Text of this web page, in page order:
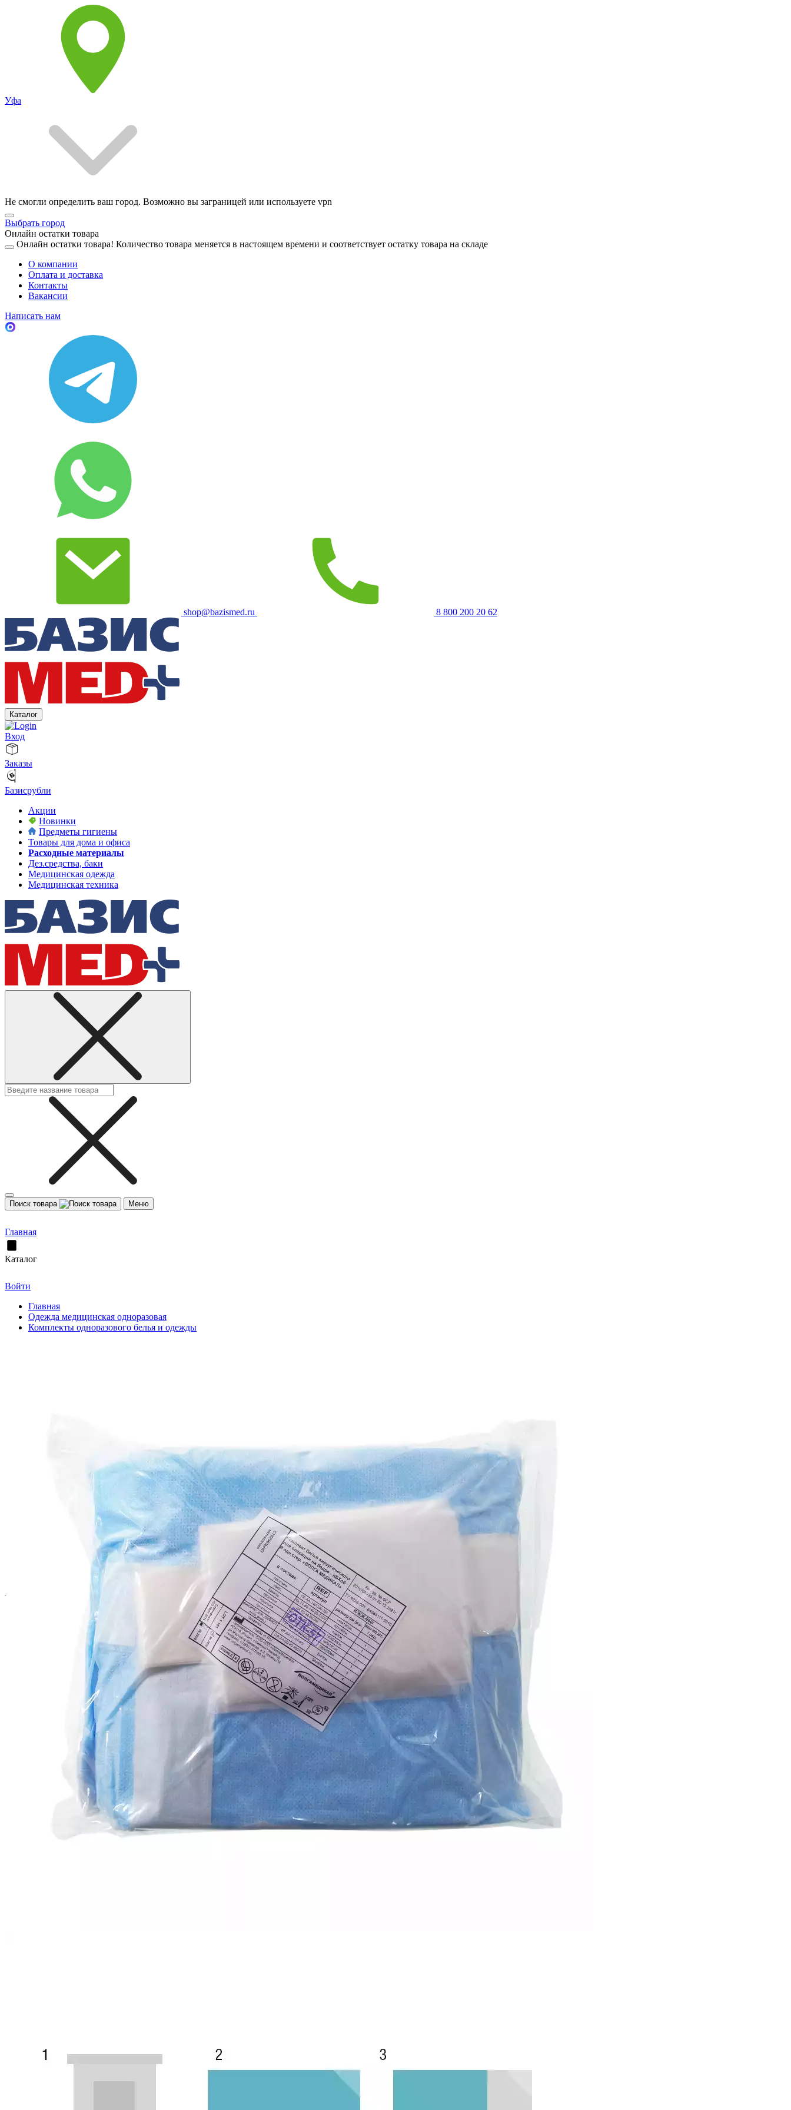
Уфа
Не смогли определить ваш город. Возможно вы заграницей или используете vpn
Выбрать город
Онлайн остатки товара
Онлайн остатки товара! Количество товара меняется в настоящем времени и соответствует остатку товара на складе
О компании
Оплата и доставка
Контакты
Вакансии
Написать нам
shop@bazismed.ru 8 800 200 20 62
Каталог
Вход
Заказы
Базисрубли
Акции
Новинки
Предметы гигиены
Товары для дома и офиса
Расходные материалы
Дез.средства, баки
Медицинская одежда
Медицинская техника
Поиск товара Меню
Главная
Каталог
Войти
Главная
Одежда медицинская одноразовая
Комплекты одноразового белья и одежды